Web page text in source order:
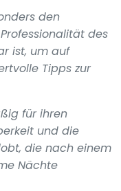
den
des
ist, um auf
Tipps zur
für ihren
und die
die nach einem
Nächte